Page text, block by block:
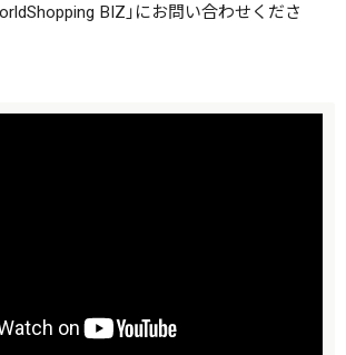
BIZ」にお問い合わせくださ